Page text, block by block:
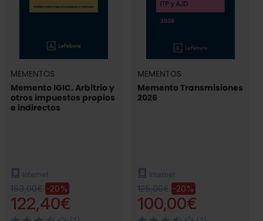
MEMENTOS
Memento IGIC. Arbitrio y
otros impuestos propios
e indirectos
Internet
153,00€ -20%
122,40€
MEMENTOS
Memento Transmisiones
2026
Internet
125,00€ -20%
100,00€